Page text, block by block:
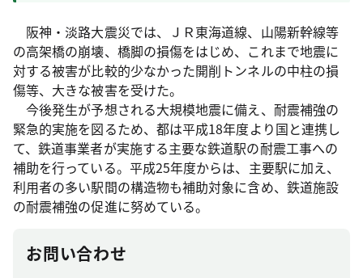
阪神・淡路大震災では、ＪＲ東海道線、山陽新幹線等
の高架橋の崩壊、橋脚の損傷をはじめ、これまで地震に
対する被害が比較的少なかった開削トンネルの中柱の損
傷等、大きな被害を受けた。
今後発生が予想される大規模地震に備え、耐震補強の
緊急的実施を図るため、都は平成18年度より国と連携し
て、鉄道事業者が実施する主要な鉄道駅の耐震工事への
補助を行っている。平成25年度からは、主要駅に加え、
利用者の多い駅間の構造物も補助対象に含め、鉄道施設
の耐震補強の促進に努めている。
お問い合わせ